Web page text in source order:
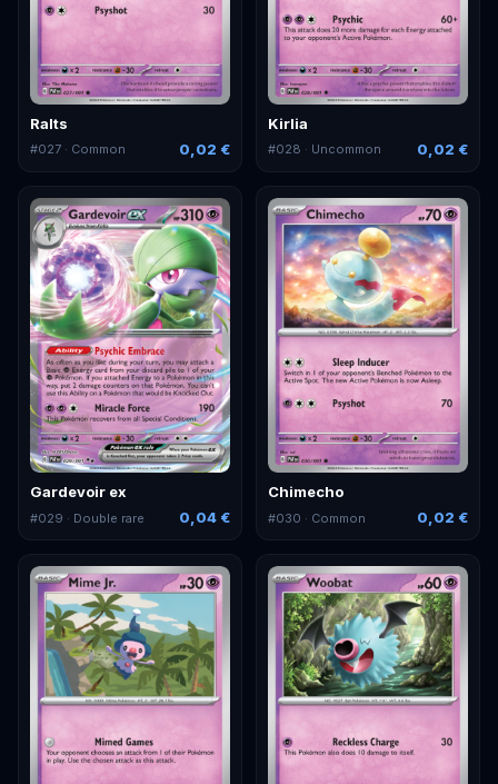
Ralts
#027 · Common 0,02 €
Kirlia
#028 · Uncommon 0,02 €
Gardevoir ex
#029 · Double rare 0,04 €
Chimecho
#030 · Common 0,02 €